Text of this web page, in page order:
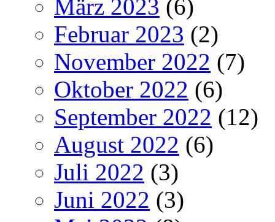
März 2023 (6)
Februar 2023 (2)
November 2022 (7)
Oktober 2022 (6)
September 2022 (12)
August 2022 (6)
Juli 2022 (3)
Juni 2022 (3)